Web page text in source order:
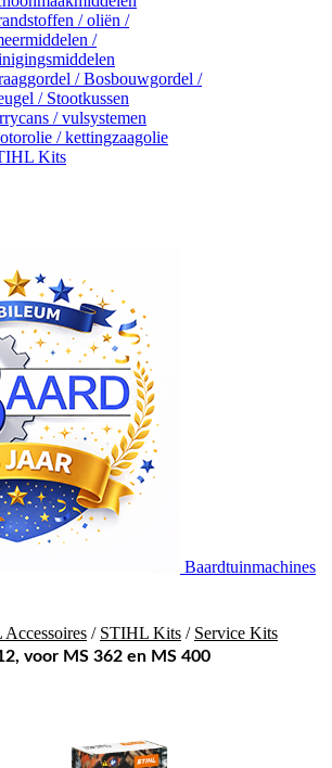
/ oliën /
/
/ Bosbouwgordel /
/ Stootkussen
/ vulsystemen
/ kettingzaagolie
Kits
Baardtuinmachines
/ STIHL Kits / Service Kits
voor MS 362 en MS 400